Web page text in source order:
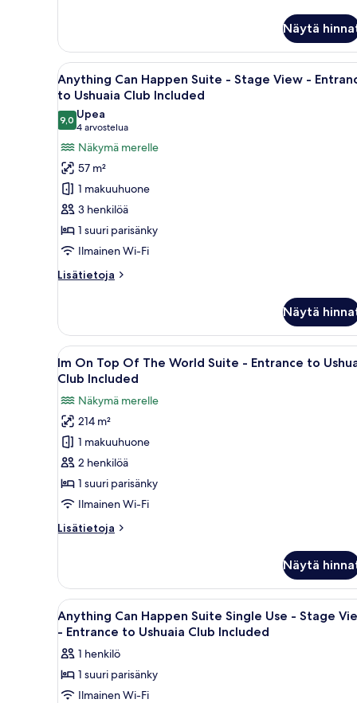
Club
Included
kuvat
&
Go
Room
Single
-
Entrance
to
Ushuaia
Club
Included
Näytä
Avaa
kaikki
huonetyypin
Anything
Can
Happen
Suite
-
Stage
View
-
Entrance
Club
Included
kuvat
Parveke, jolta avautuu
7
Anything Can Happen Suite - Stage View -
to Ushuaia Club Included
9,09,0 kautta 10
Upea
4 arvostelua
(4
arvostelua)
Näkymä merelle
57 m²
1 makuuhuone
3 henkilöä
1 suuri parisänky
Ilmainen Wi-Fi
Lisätietoja
Lisätietoja
Happen
Suite
-
Stage
-
Entrance
to
Ushuaia
Club
Näytä
Avaa
kaikki
Im
On
Top
Of
The
World
-
Ushuaia
Club
Included
kuvat
Moderni hotellihuone, jossa
8
Im On Top Of The World Suite - Entrance to
Club Included
Näkymä merelle
214 m²
1 makuuhuone
2 henkilöä
1 suuri parisänky
Ilmainen Wi-Fi
Lisätietoja
Lisätietoja
Top
Of
The
World
-
Entrance
Ushuaia
Näytä
Avaa
kaikki
huonetyypin
Anything
Can
Happen
Parveke, jolta avautuu
7
Anything Can Happen Suite Single Use - Stage
- Entrance to Ushuaia Club Included
1 henkilö
1 suuri parisänky
Ilmainen Wi-Fi